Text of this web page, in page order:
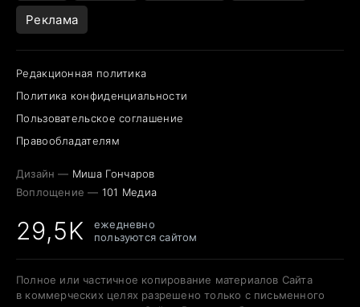
Реклама
Редакционная политика
Политика конфиденциальности
Пользовательское соглашение
Правообладателям
Дизайн — Миша Гончаров
Воплощение — 101 Медиа
29,5K
ежедневно
пользуются сайтом
Полное или частичное копирование материалов Сайта
в коммерческих целях разрешено только с письменного